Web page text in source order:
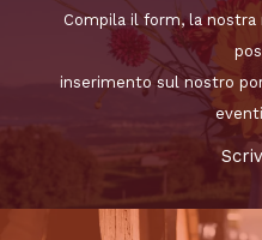
Compila il form, la nostra
inserimento sul nostro